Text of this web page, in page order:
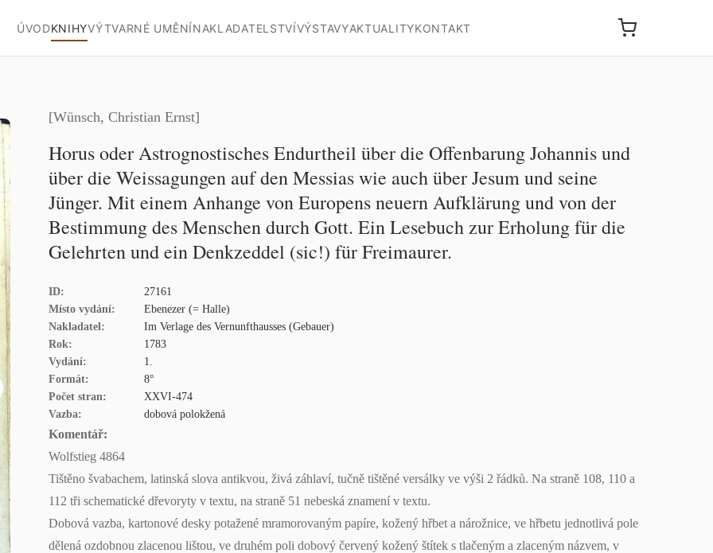
ÚVODKNIHYVÝTVARNÉ UMĚNÍNAKLADATELSTVÍVÝSTAVYAKTUALITYKONTAKT
[Wünsch, Christian Ernst]
Horus oder Astrognostisches Endurtheil über die Offenbarung Johannis und
über die Weissagungen auf den Messias wie auch über Jesum und seine
Jünger. Mit einem Anhange von Europens neuern Aufklärung und von der
Bestimmung des Menschen durch Gott. Ein Lesebuch zur Erholung für die
Gelehrten und ein Denkzeddel (sic!) für Freimaurer.
ID:
27161
Místo vydání:
Ebenezer (= Halle)
Nakladatel:
Im Verlage des Vernunfthausses (Gebauer)
Rok:
1783
Vydání:
1.
Formát:
8°
Počet stran:
XXVI-474
Vazba:
dobová polokžená
Komentář:
Wolfstieg 4864
Tištěno švabachem, latinská slova antikvou, živá záhlaví, tučně tištěné versálky ve výši 2 řádků. Na straně 108, 110 a
112 tři schematické dřevoryty v textu, na straně 51 nebeská znamení v textu.
Dobová vazba, kartonové desky potažené mramorovaným papíre, kožený hřbet a nárožnice, ve hřbetu jednotlivá pole
dělená ozdobnou zlacenou lištou, ve druhém poli dobový červený kožený štítek s tlačeným a zlaceným názvem, v